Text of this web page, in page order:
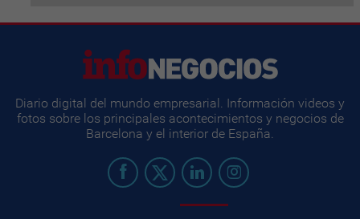
Diario digital del mundo empresarial. Información videos y
fotos sobre los principales acontecimientos y negocios de
Barcelona y el interior de España.